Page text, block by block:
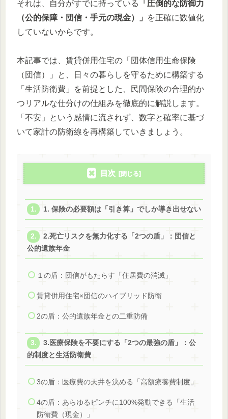
それは、自分がすでに持っている
「圧倒的な防御力
（公的保障・団信・手元の現金）」
を正確に数値化
していないからです。
本記事では、賃貸併用住宅の「団体信用生命保険
（団信）」と、日々の暮らしを守るために構築する
「生活防衛費」を前提とした、民間保険の合理的か
つリアルな仕分けの仕組みを徹底的に解説します。
「不安」という感情に流されず、数字と確率に基づ
いて家計の防衛線を再構築していきましょう。
目次
1. 保険の必要額は「引き算」でしか導き出せない
2.死亡リスクを無力化する「2つの盾」：団信と
公的遺族年金
１の盾：団信がもたらす「住居費の消滅」
賃貸併用住宅×団信のハイブリッド防衛
2の盾：公的遺族年金との二重防備
3.医療保険を不要にする「2つの最強の盾」：公
的制度と生活防衛費
3の盾：医療費の天井を決める「高額療養費制度」
4の盾：あらゆるピンチに100%発動できる「生活
防衛費（現金）」